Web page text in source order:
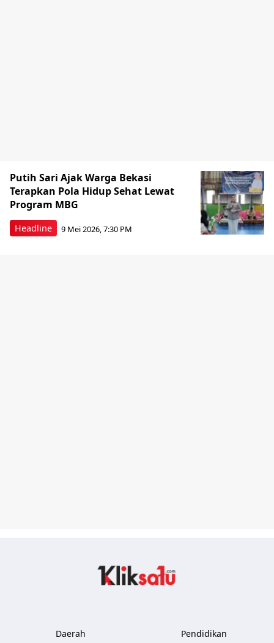
Headline
Putih Sari Ajak Warga Bekasi
Terapkan Pola Hidup Sehat Lewat
Program MBG
9 Mei 2026, 7:30 PM
Daerah Pendidikan